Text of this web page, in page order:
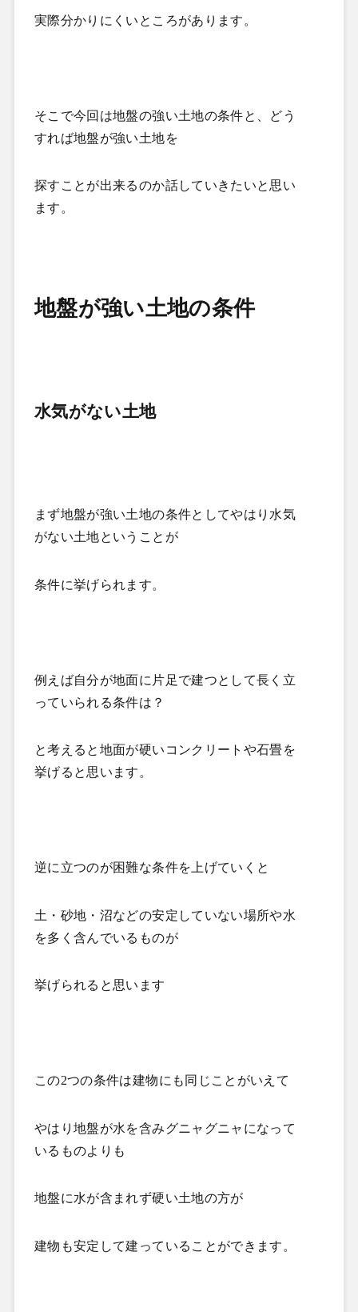
実際分かりにくいところがあります。
そこで今回は地盤の強い土地の条件と、どう
すれば地盤が強い土地を
探すことが出来るのか話していきたいと思い
ます。
地盤が強い土地の条件
水気がない土地
まず地盤が強い土地の条件としてやはり水気
がない土地ということが
条件に挙げられます。
例えば自分が地面に片足で建つとして長く立
っていられる条件は？
と考えると地面が硬いコンクリートや石畳を
挙げると思います。
逆に立つのが困難な条件を上げていくと
土・砂地・沼などの安定していない場所や水
を多く含んでいるものが
挙げられると思います
この2つの条件は建物にも同じことがいえて
やはり地盤が水を含みグニャグニャになって
いるものよりも
地盤に水が含まれず硬い土地の方が
建物も安定して建っていることができます。